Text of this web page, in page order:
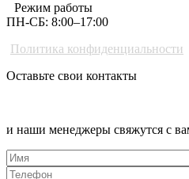
Режим работы
ПН-СБ: 8:00–17:00
Политика конфиденциальности
Оставьте свои контакты
и наши менеджеры свяжутся с